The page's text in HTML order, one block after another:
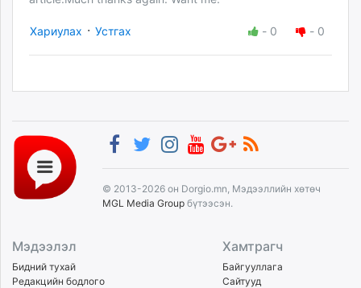
Хариулах · Устгах - 0 - 0
© 2013-2026 он Dorgio.mn, Мэдээллийн хөтөч
MGL Media Group бүтээсэн.
Мэдээлэл
Бидний тухай
Редакцийн бодлого
Хамтрагч
Байгууллага
Сайтууд